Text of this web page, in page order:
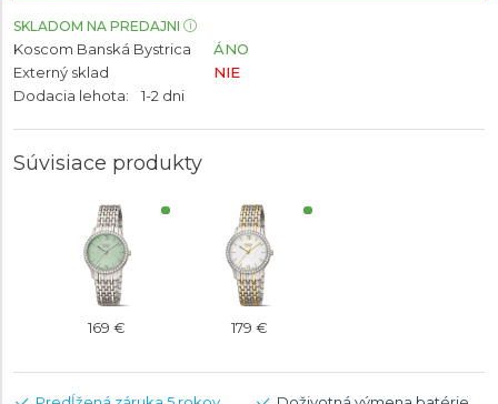
SKLADOM NA PREDAJNI
Koscom Banská Bystrica
ÁNO
Externý sklad
NIE
Dodacia lehota:
1-2 dni
Súvisiace produkty
169 € 179 €